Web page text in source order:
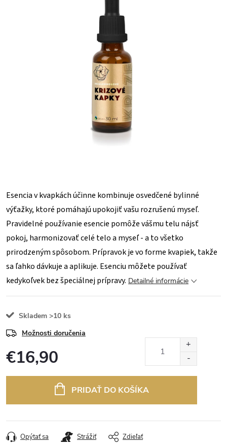
Esencia v kvapkách účinne kombinuje osvedčené bylinné
výťažky, ktoré pomáhajú upokojiť vašu rozrušenú myseľ.
Pravidelné používanie esencie pomôže vášmu telu nájsť
pokoj, harmonizovať celé telo a myseľ - a to všetko
prirodzeným spôsobom. Prípravok je vo forme kvapiek, takže
sa ľahko dávkuje a aplikuje. Esenciu môžete používať
kedykoľvek bez špeciálnej prípravy. Detailné informácie
Skladem >10 ks
Možnosti doručenia
€16,90
PRIDAŤ DO KOŠÍKA
Opýtať sa Strážiť Zdieľať